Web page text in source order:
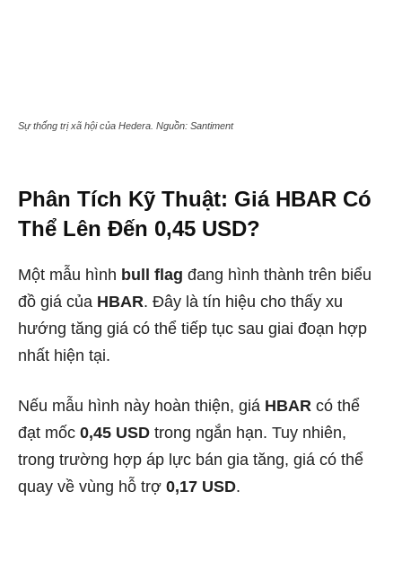
Sự thống trị xã hội của Hedera. Nguồn: Santiment
Phân Tích Kỹ Thuật: Giá HBAR Có
Thể Lên Đến 0,45 USD?
Một mẫu hình bull flag đang hình thành trên biểu
đồ giá của HBAR. Đây là tín hiệu cho thấy xu
hướng tăng giá có thể tiếp tục sau giai đoạn hợp
nhất hiện tại.
Nếu mẫu hình này hoàn thiện, giá HBAR có thể
đạt mốc 0,45 USD trong ngắn hạn. Tuy nhiên,
trong trường hợp áp lực bán gia tăng, giá có thể
quay về vùng hỗ trợ 0,17 USD.